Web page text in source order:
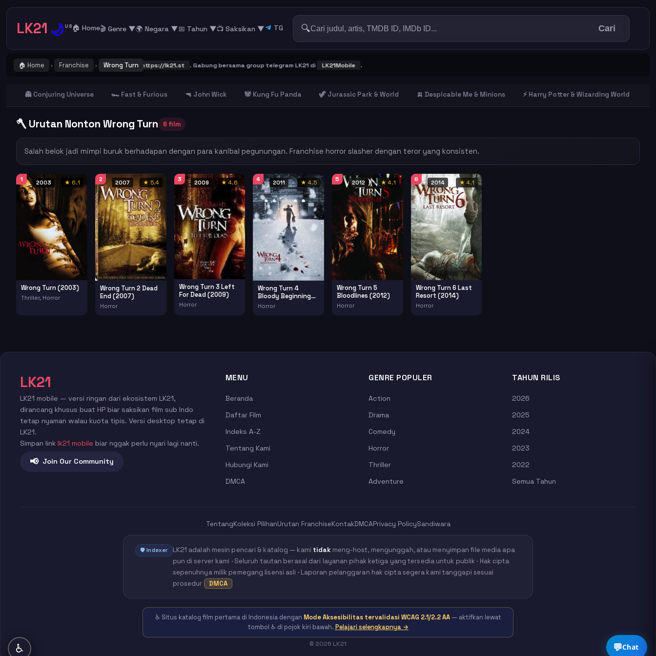
LK21 🌙US 🏠 Home🎬 Genre ▼🌍 Negara ▼📅 Tahun ▼📺 Saksikan ▼ TG 🔍 Cari
🏠 Home › Franchise › Wrong Turn
! Catat dan Bookmark alamat URL LK21 https://lk21.st . Gabung bersama group telegram LK21 di LK21Mobile .
👻 Conjuring Universe 🏎️ Fast & Furious 🔫 John Wick 🐼 Kung Fu Panda 🦖 Jurassic Park & World 🍌 Despicable Me & Minions ⚡ Harry Potter & Wizarding World
🪓 Urutan Nonton Wrong Turn 6 film
Salah belok jadi mimpi buruk berhadapan dengan para kanibal pegunungan. Franchise horror slasher dengan teror yang konsisten.
1
2003 ★ 6.1
Wrong Turn (2003)
Thriller, Horror
2
2007 ★ 5.4
Wrong Turn 2 Dead
End (2007)
Horror
3
2009 ★ 4.6
Wrong Turn 3 Left
For Dead (2009)
Horror
4
2011 ★ 4.5
Wrong Turn 4
Bloody Beginnings
(2011)
Horror
5
2012 ★ 4.1
Wrong Turn 5
Bloodlines (2012)
Horror
6
2014 ★ 4.1
Wrong Turn 6 Last
Resort (2014)
Horror
LK21
LK21 mobile — versi ringan dari ekosistem LK21,
dirancang khusus buat HP biar saksikan film sub Indo
tetap nyaman walau kuota tipis. Versi desktop tetap di
LK21.
Simpan link lk21 mobile biar nggak perlu nyari lagi nanti.
📢 Join Our Community
MENU
Beranda
Daftar Film
Indeks A-Z
Tentang Kami
Hubungi Kami
DMCA
GENRE POPULER
Action
Drama
Comedy
Horror
Thriller
Adventure
TAHUN RILIS
2026
2025
2024
2023
2022
Semua Tahun
TentangKoleksi PilihanUrutan FranchiseKontakDMCAPrivacy PolicySandiwara
🛡️ Indexer LK21 adalah mesin pencari & katalog — kami tidak meng-host, mengunggah, atau menyimpan file media apa
pun di server kami · Seluruh tautan berasal dari layanan pihak ketiga yang tersedia untuk publik · Hak cipta
sepenuhnya milik pemegang lisensi asli · Laporan pelanggaran hak cipta segera kami tanggapi sesuai
prosedur
DMCA
♿ Situs katalog film pertama di Indonesia dengan Mode Aksesibilitas tervalidasi WCAG 2.1/2.2 AA— aktifkan lewat
tombol ♿ di pojok kiri bawah. Pelajari selengkapnya →
© 2026 LK21 💬Chat
♿